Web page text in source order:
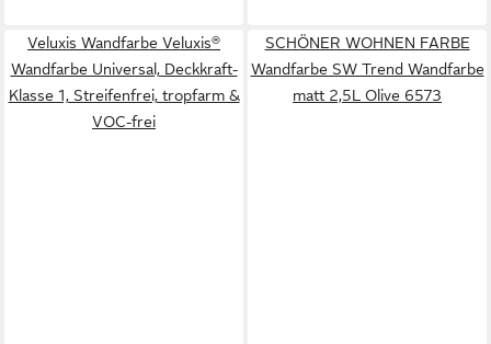
Veluxis Wandfarbe Veluxis®
Wandfarbe Universal, Deckkraft-
Klasse 1, Streifenfrei, tropfarm &
VOC-frei
SCHÖNER WOHNEN FARBE
Wandfarbe SW Trend Wandfarbe
matt 2,5L Olive 6573